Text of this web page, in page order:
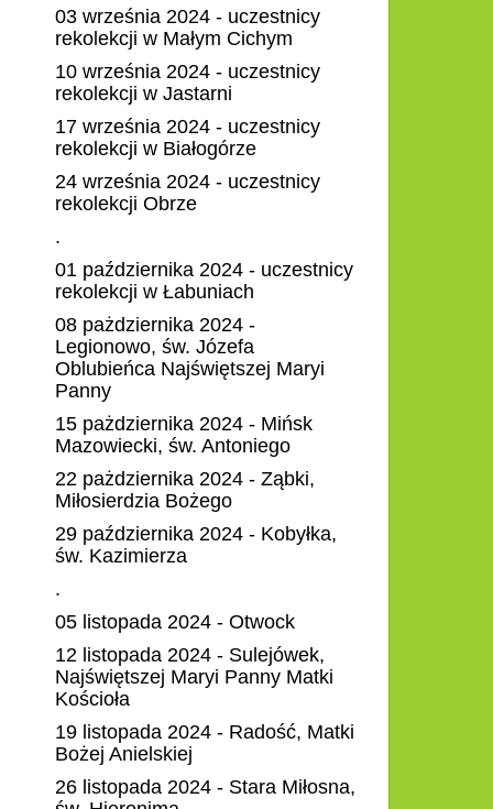
03 września 2024 - uczestnicy
rekolekcji w Małym Cichym
10 września 2024 - uczestnicy
rekolekcji w Jastarni
17 września 2024 - uczestnicy
rekolekcji w Białogórze
24 września 2024 - uczestnicy
rekolekcji Obrze
.
01 października 2024 - uczestnicy
rekolekcji w Łabuniach
08 pażdziernika 2024 -
Legionowo, św. Józefa
Oblubieńca Najświętszej Maryi
Panny
15 pażdziernika 2024 - Mińsk
Mazowiecki, św. Antoniego
22 pażdziernika 2024 - Ząbki,
Miłosierdzia Bożego
29 października 2024 - Kobyłka,
św. Kazimierza
.
05 listopada 2024 - Otwock
12 listopada 2024 - Sulejówek,
Najświętszej Maryi Panny Matki
Kościoła
19 listopada 2024 - Radość, Matki
Bożej Anielskiej
26 listopada 2024 - Stara Miłosna,